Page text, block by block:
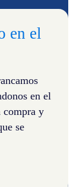
en el
en el
compra y
se